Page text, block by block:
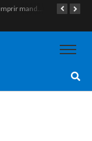
Gestão Nilda faz história na segurança pública e coloca a Guarda Municipal como a primeira do RN operando fuzis